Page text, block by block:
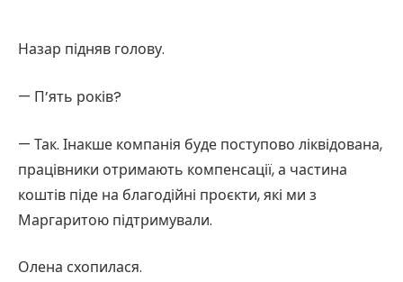
Назар підняв голову.
— П’ять років?
— Так. Інакше компанія буде поступово ліквідована,
працівники отримають компенсації, а частина
коштів піде на благодійні проєкти, які ми з
Маргаритою підтримували.
Олена схопилася.